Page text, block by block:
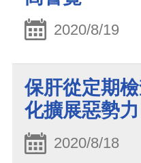
2020/8/19
保肝從定期
化擴展惡勢力
2020/8/18